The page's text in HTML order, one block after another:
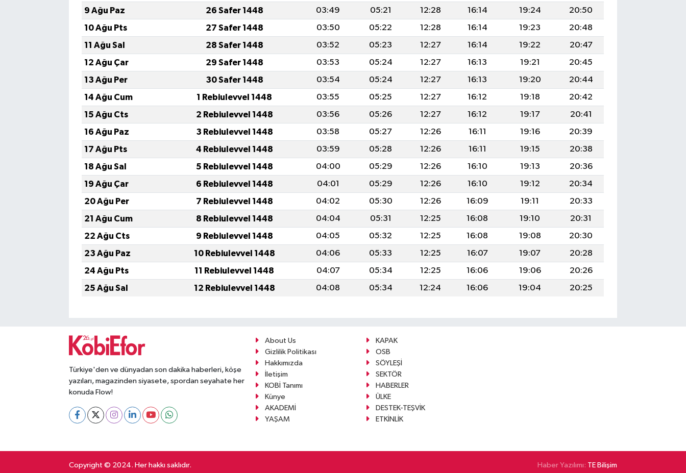
9 Ağu Paz
26 Safer 1448 03:49 05:21 12:28 16:14 19:24
20:50
10 Ağu Pts
27 Safer 1448 03:50 05:22 12:28 16:14 19:23
20:48
11 Ağu Sal
28 Safer 1448 03:52 05:23 12:27 16:14 19:22
20:47
12 Ağu Çar
29 Safer 1448 03:53 05:24 12:27 16:13 19:21
20:45
13 Ağu Per
30 Safer 1448 03:54 05:24 12:27 16:13 19:20
20:44
14 Ağu Cum
1 Rebiulevvel 1448 03:55 05:25 12:27 16:12 19:18
20:42
15 Ağu Cts
2 Rebiulevvel 1448 03:56 05:26 12:27 16:12 19:17
20:41
16 Ağu Paz
3 Rebiulevvel 1448 03:58 05:27 12:26 16:11 19:16
20:39
17 Ağu Pts
4 Rebiulevvel 1448 03:59 05:28 12:26 16:11 19:15
20:38
18 Ağu Sal
5 Rebiulevvel 1448 04:00 05:29 12:26 16:10 19:13
20:36
19 Ağu Çar
6 Rebiulevvel 1448 04:01 05:29 12:26 16:10 19:12
20:34
20 Ağu Per
7 Rebiulevvel 1448 04:02 05:30 12:26 16:09 19:11
20:33
21 Ağu Cum
8 Rebiulevvel 1448 04:04 05:31 12:25 16:08 19:10
20:31
22 Ağu Cts
9 Rebiulevvel 1448 04:05 05:32 12:25 16:08 19:08
20:30
23 Ağu Paz
10 Rebiulevvel 1448 04:06 05:33 12:25 16:07 19:07
20:28
24 Ağu Pts
11 Rebiulevvel 1448 04:07 05:34 12:25 16:06 19:06
20:26
25 Ağu Sal
12 Rebiulevvel 1448 04:08 05:34 12:24 16:06 19:04 20:25
Türkiye'den ve dünyadan son dakika haberleri, köşe
yazıları, magazinden siyasete, spordan seyahate her
konuda Flow!
About Us
KAPAK
Gizlilik Politikası
OSB
Hakkımızda
SÖYLEŞİ
İletişim
SEKTÖR
KOBİ Tanımı
HABERLER
Künye
ÜLKE
AKADEMİ
DESTEK-TEŞVİK
YAŞAM
ETKİNLİK
Copyright © 2024. Her hakkı saklıdır. Haber Yazılımı: TE Bilişim